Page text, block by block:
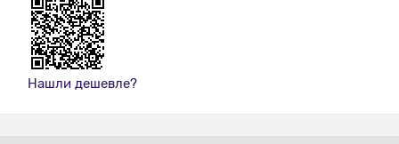
Нашли дешевле?